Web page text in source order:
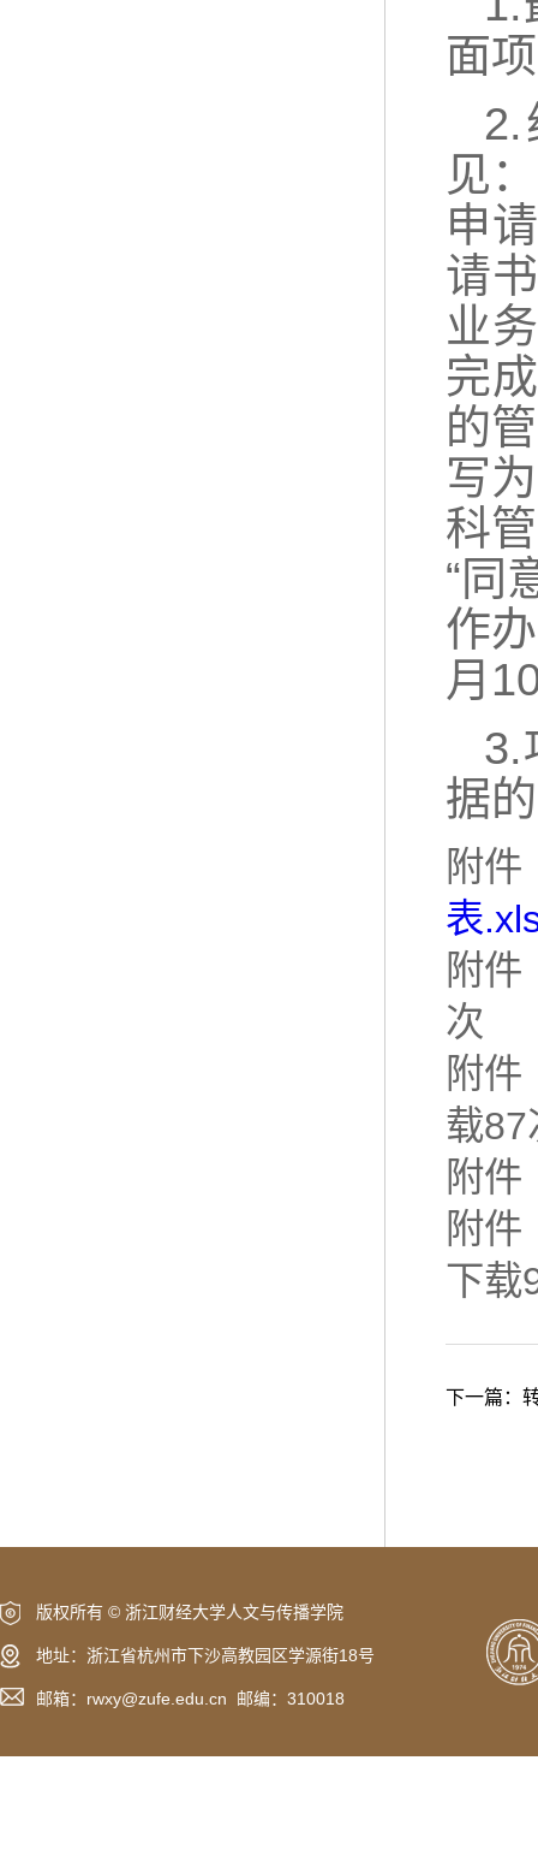
面
2.
见
申
请
业
完
的
写
科
“同
作
月
3.
据
附件
表
附件
次
附件
载87
附件
附件
下载
下一篇：
版权所有 © 浙江财经大学人文与传播学院
地址：浙江省杭州市下沙高教园区学源街18号
邮箱：rwxy@zufe.edu.cn 邮编：310018